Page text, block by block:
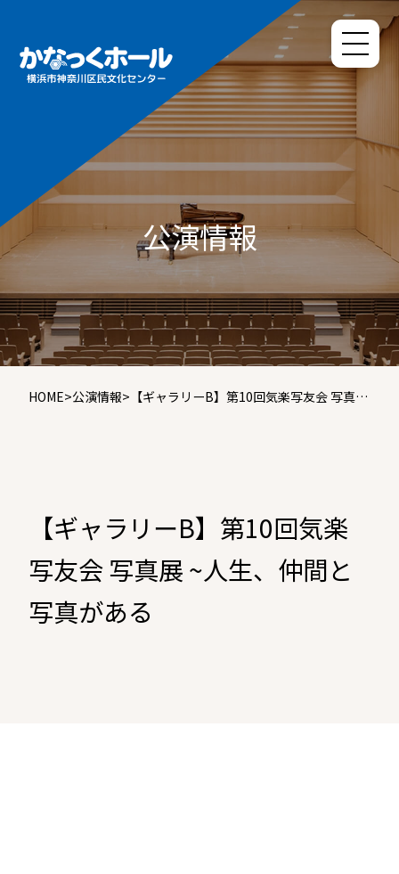
公演情報
HOME>公演情報> 【ギャラリーB】第10回気楽写友会 写真展
【ギャラリーB】第10回気楽
写友会 写真展 ~人生、仲間と
写真がある